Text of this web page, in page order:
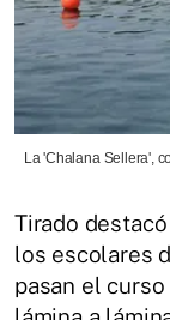
La 'Chalana Sellera',
Tirado
los escolares
pasan el